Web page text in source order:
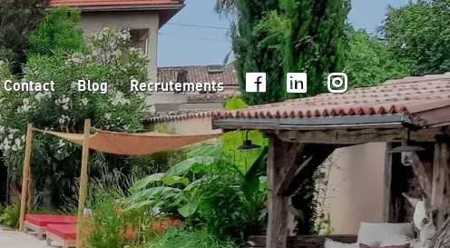
Contact Blog Recrutements